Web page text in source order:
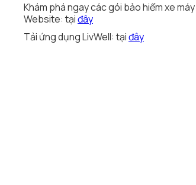
Khám phá ngay các gói bảo hiểm xe
Website: tạiđây
Tải ứng dụng LivWell: tạiđây